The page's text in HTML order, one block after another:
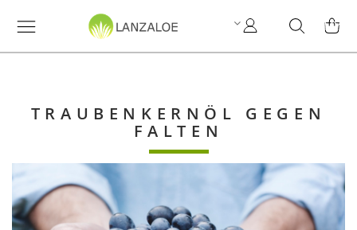
Search
My
Account
MY
TRAUBENKERNÖL GEGEN
FALTEN